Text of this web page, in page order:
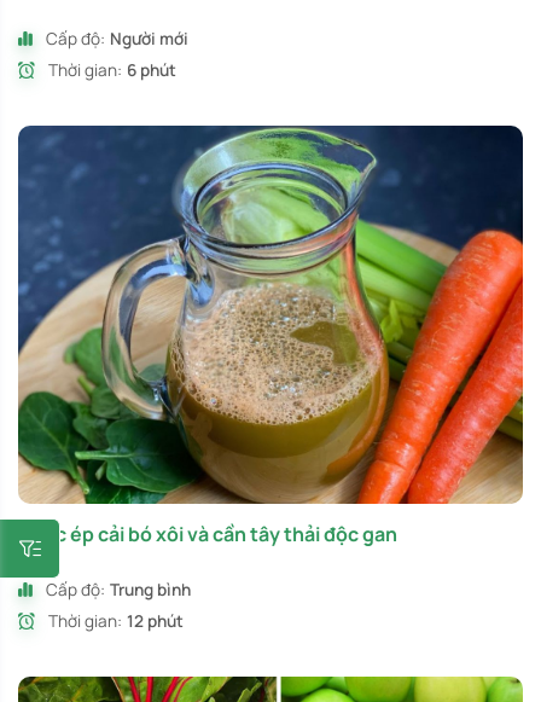
Cấp độ: Người mới
Thời gian: 6 phút
Nước ép cải bó xôi và cần tây thải độc gan
Cấp độ: Trung bình
Thời gian: 12 phút